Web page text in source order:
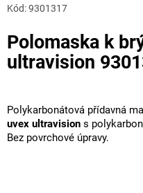
Polomaska k
ultravision
Kód:9301317
Polykarbonátová přídavná
uvex ultravision s
Bez povrchové úpravy.